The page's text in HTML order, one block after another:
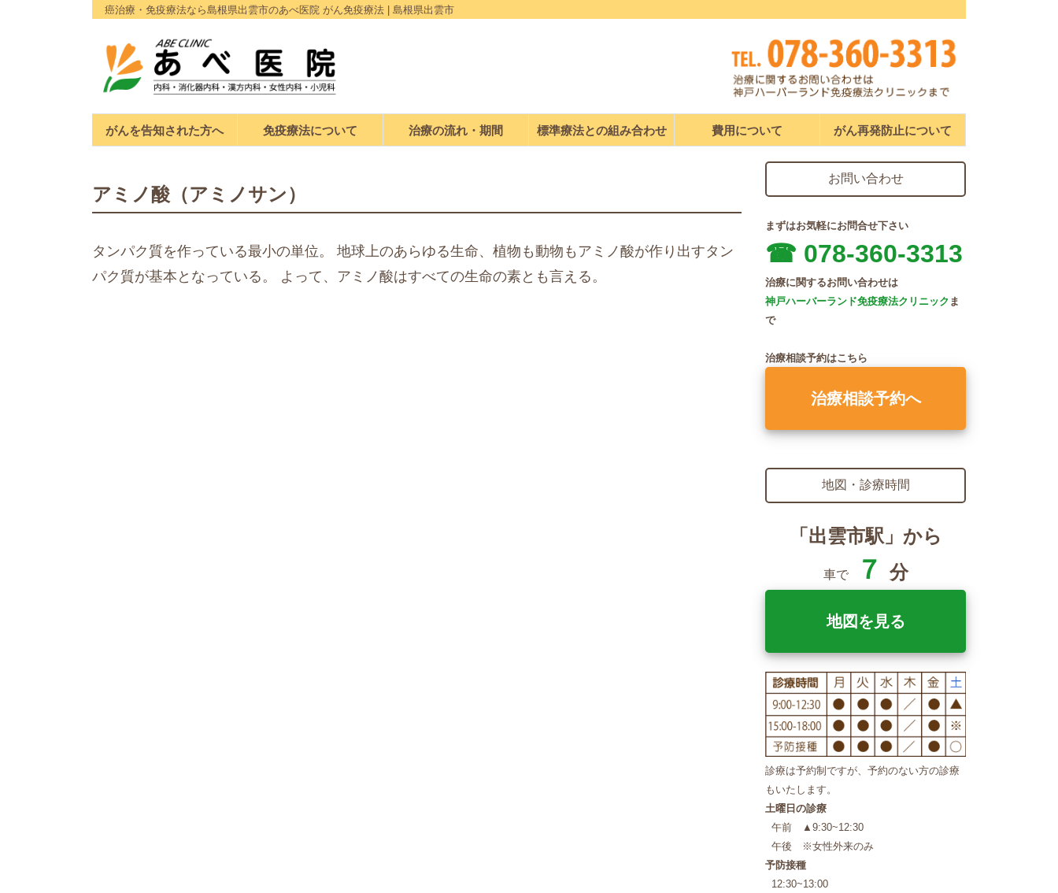
癌治療・免疫療法なら島根県出雲市のあべ医院 がん免疫療法 | 島根県出雲市
がんを告知された方へ 免疫療法について 治療の流れ・期間 標準療法との組み合わせ 費用について がん再発防止について
アミノ酸（アミノサン）
タンパク質を作っている最小の単位。 地球上のあらゆる生命、植物も動物もアミノ酸が作り出すタン
パク質が基本となっている。 よって、アミノ酸はすべての生命の素とも言える。
お問い合わせ
まずはお気軽にお問合せ下さい
☎︎ 078-360-3313
治療に関するお問い合わせは
神戸ハーバーランド免疫療法クリニック ま
で
治療相談予約はこちら
治療相談予約へ
地図・診療時間
「出雲市駅」から
車で７ 分
地図を見る
診療は予約制ですが、予約のない方の診療
もいたします。
土曜日の診療
午前 ▲9:30~12:30
午後 ※女性外来のみ
予防接種
12:30~13:00